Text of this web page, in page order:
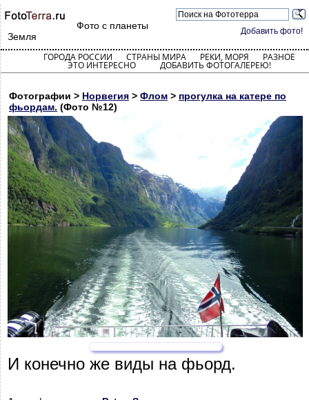
Добавить фото!
Фото с планеты
Земля
ГОРОДА РОССИИ СТРАНЫ МИРА РЕКИ, МОРЯ РАЗНОЕ
ЭТО ИНТЕРЕСНО ДОБАВИТЬ ФОТОГАЛЕРЕЮ!
Фотографии > Норвегия > Флом > прогулка на катере по
фьордам. (Фото №12)
И конечно же виды на фьорд.